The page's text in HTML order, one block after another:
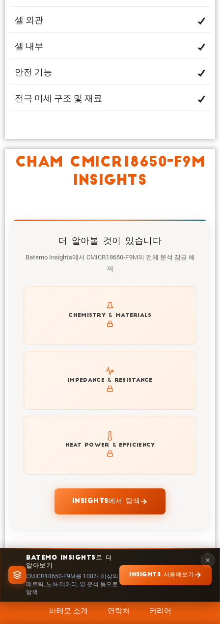
BATEMO INSIGHTS로 더
알아보기
CMICR18650-F9M를 100개 이상의
메트릭, 노화 데이터, 열 분석 등으로
탐색
INSIGHTS 사용해보기
셀 외관
셀 내부
안전 기능
전극 미세 구조 및 재료
CHAM CMICR18650-F9M
INSIGHTS
더 알아볼 것이 있습니다
Batemo Insights에서 CMICR18650-F9M의 전체 분석 잠금 해
제
CHEMISTRY & MATERIALS
Get to know active materials for the CMICR18650-F9M
IMPEDANCE & RESISTANCE
Explore impedance spectrum and DCIR (SOC, T) of
CMICR18650-F9M
HEAT POWER & EFFICIENCY
Explore heat generation and cell efficiency at different
temperatures and powers of CMICR18650-F9M
INSIGHTS에서 탐색
바테모 소개 연락처 커리어